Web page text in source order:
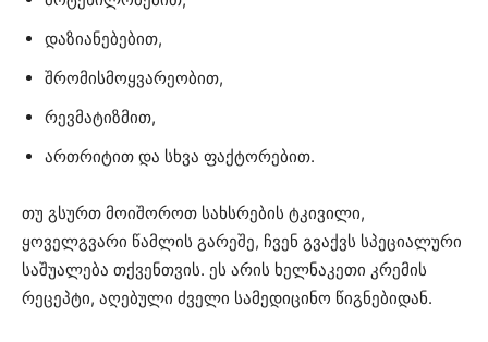
დაზიანებებით,
შრომისმოყვარეობით,
რევმატიზმით,
ართრიტით და სხვა ფაქტორებით.
თუ გსურთ მოიშოროთ სახსრების ტკივილი,
ყოველგვარი წამლის გარეშე, ჩვენ გვაქვს სპეციალური
საშუალება თქვენთვის. ეს არის ხელნაკეთი კრემის
რეცეპტი, აღებული ძველი სამედიცინო წიგნებიდან.